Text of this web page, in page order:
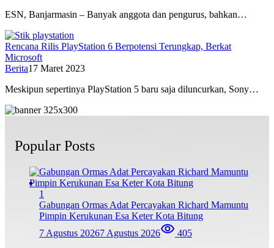
ESN, Banjarmasin – Banyak anggota dan pengurus, bahkan…
Rencana Rilis PlayStation 6 Berpotensi Terungkap, Berkat
Microsoft
Berita17 Maret 2023
Meskipun sepertinya PlayStation 5 baru saja diluncurkan, Sony…
Popular Posts
1
Gabungan Ormas Adat Percayakan Richard Mamuntu
Pimpin Kerukunan Esa Keter Kota Bitung
7 Agustus 20267 Agustus 2026 405